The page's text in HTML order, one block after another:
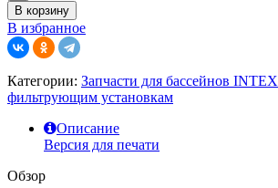
В корзину
В избранное
Категории: Запчасти для бассейнов INTEX
фильтрующим установкам
Описание
Версия для печати
Обзор